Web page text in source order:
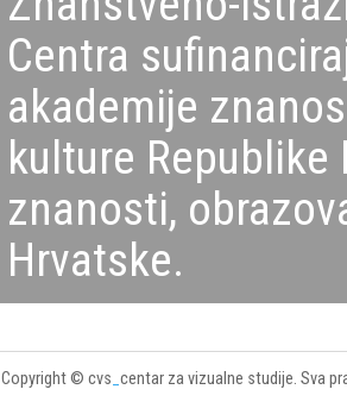
Centra
akademije
kulture
znanosti,
Hrvatske.
Copyright © cvs centar za vizualne studije. Sva